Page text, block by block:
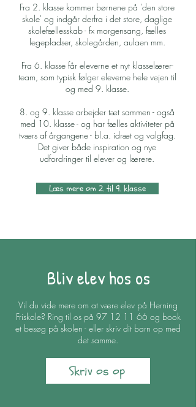
Fra 2. klasse kommer børnene på 'den store
skole' og indgår derfra i det store, daglige
skolefællesskab - fx morgensang, fælles
legepladser, skolegården, aulaen mm.
Fra 6. klasse får eleverne et nyt klasselærer-
team, som typisk følger eleverne hele vejen til
og med 9. klasse.
8. og 9. klasse arbejder tæt sammen - også
med 10. klasse - og har fælles aktiviteter på
tværs af årgangene - bl.a. idræt og valgfag.
Det giver både inspiration og nye
udfordringer til elever og lærere.
Læs mere om 2. til 9. klasse
Bliv elev hos os
Vil du vide mere om at være elev på Herning
Friskole? Ring til os på 97 12 11 66 og book
et besøg på skolen - eller skriv dit barn op med
det samme.
Skriv os op